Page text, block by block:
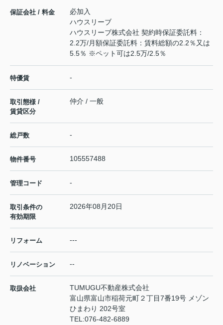
保証会社 / 料金
必加入
ハウスリーブ
ハウスリーブ株式会社 契約時保証委託料：
2.2万/月額保証委託料：賃料総額の2.2％又は
5.5％ ※ペット可は2.5万/2.5％
特優賃 -
取引態様 /
賃貸区分
仲介 / 一般
総戸数 -
物件番号 105557488
管理コード -
取引条件の
有効期限
2026年08月20日
リフォーム ---
リノベーション --
取扱会社
TUMUGU不動産株式会社
富山県富山市稲荷元町２丁目7番19号 メゾン
ひまわり 202号室
TEL:076-482-6889